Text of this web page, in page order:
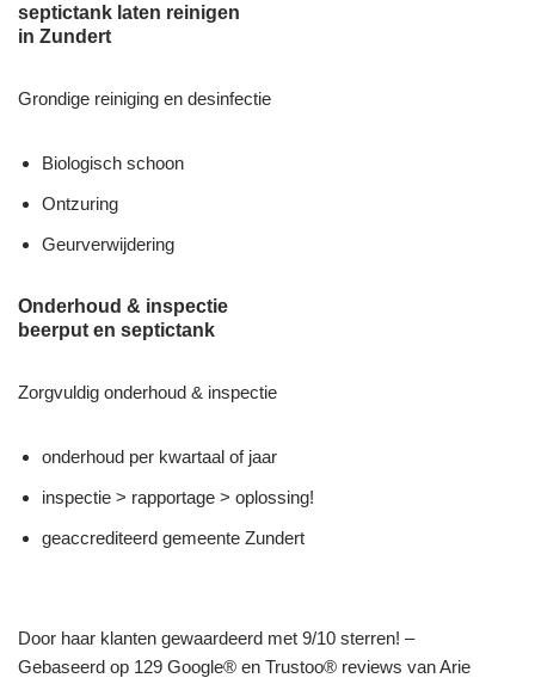
septictank laten reinigen
in Zundert
Grondige reiniging en desinfectie
Biologisch schoon
Ontzuring
Geurverwijdering
Onderhoud & inspectie
beerput en septictank
Zorgvuldig onderhoud & inspectie
onderhoud per kwartaal of jaar
inspectie > rapportage > oplossing!
geaccrediteerd gemeente Zundert
Door haar klanten gewaardeerd met 9/10 sterren! –
Gebaseerd op 129 Google® en Trustoo® reviews van Arie